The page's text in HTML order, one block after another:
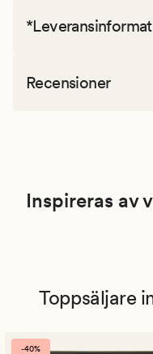
Recensioner
Inspireras av
Toppsäljare
-40%